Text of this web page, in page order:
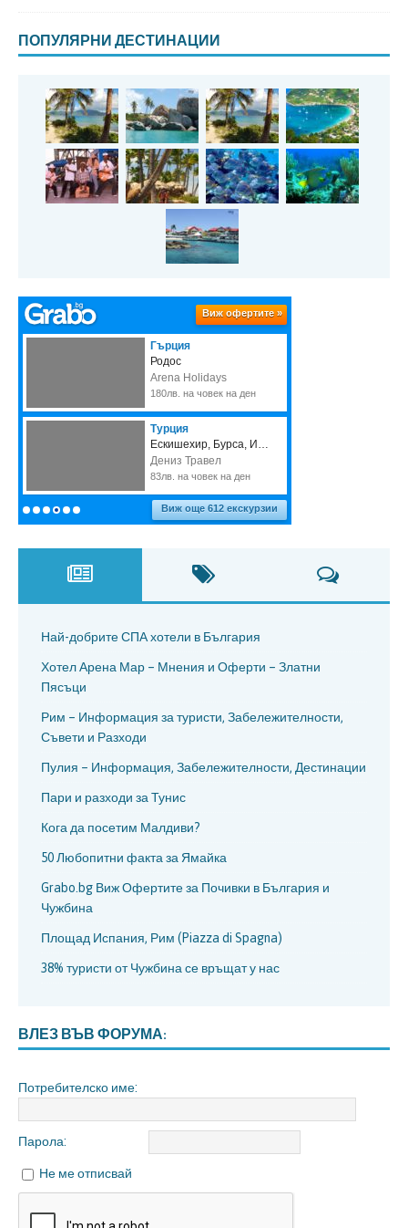
ПОПУЛЯРНИ ДЕСТИНАЦИИ
Най-добрите СПА хотели в България
Хотел Арена Мар – Мнения и Оферти – Златни
Пясъци
Рим – Информация за туристи, Забележителности,
Съвети и Разходи
Пулия – Информация, Забележителности, Дестинации
Пари и разходи за Тунис
Кога да посетим Малдиви?
50 Любопитни факта за Ямайка
Grabo.bg Виж Офертите за Почивки в България и
Чужбина
Площад Испания, Рим (Piazza di Spagna)
38% туристи от Чужбина се връщат у нас
ВЛЕЗ ВЪВ ФОРУМА:
Потребителско име:
Парола:
Не ме отписвай